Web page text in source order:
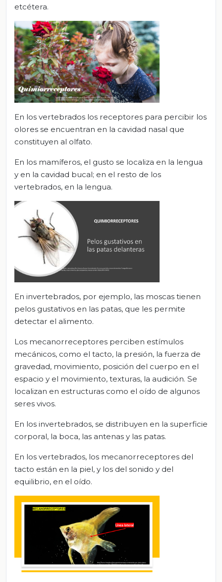
etcétera.
En los vertebrados los receptores para percibir los
olores se encuentran en la cavidad nasal que
constituyen al olfato.
En los mamíferos, el gusto se localiza en la lengua
y en la cavidad bucal; en el resto de los
vertebrados, en la lengua.
En invertebrados, por ejemplo, las moscas tienen
pelos gustativos en las patas, que les permite
detectar el alimento.
Los mecanorreceptores perciben estímulos
mecánicos, como el tacto, la presión, la fuerza de
gravedad, movimiento, posición del cuerpo en el
espacio y el movimiento, texturas, la audición. Se
localizan en estructuras como el oído de algunos
seres vivos.
En los invertebrados, se distribuyen en la superficie
corporal, la boca, las antenas y las patas.
En los vertebrados, los mecanorreceptores del
tacto están en la piel, y los del sonido y del
equilibrio, en el oído.